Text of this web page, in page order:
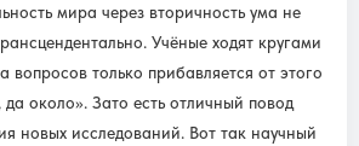
мира через вторичность ума не
Учёные ходят кругами
вопросов только прибавляется от этого
да около». Зато есть отличный повод
новых исследований. Вот так научный